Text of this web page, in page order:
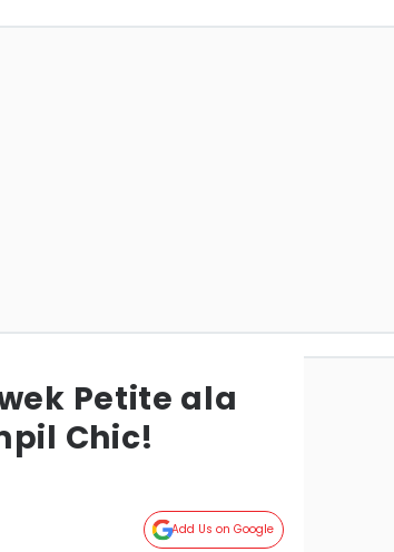
Petite ala
Chic!
Add Us on Google